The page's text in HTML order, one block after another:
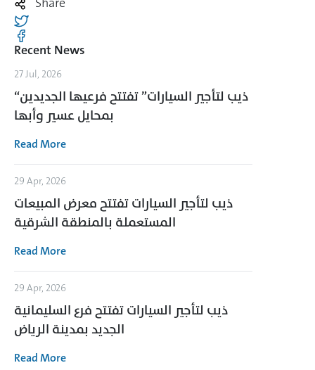
Recent News
27 Jul, 2026
“ذيب لتأجير السيارات” تفتتح فرعيها الجديدين
بمحايل عسير وأبها
Read More
29 Apr, 2026
ذيب لتأجير السيارات تفتتح معرض المبيعات
المستعملة بالمنطقة الشرقية
Read More
29 Apr, 2026
ذيب لتأجير السيارات تفتتح فرع السليمانية
الجديد بمدينة الرياض
Read More